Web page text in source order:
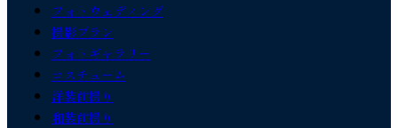
フォトウェディング
撮影プラン
フォトギャラリー
コスチューム
洋装前撮り
和装前撮り